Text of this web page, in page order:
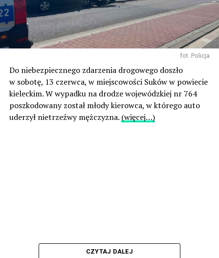
fot. Policja
Do niebezpiecznego zdarzenia drogowego doszło
w sobotę, 13 czerwca, w miejscowości Suków w powiecie
kieleckim. W wypadku na drodze wojewódzkiej nr 764
poszkodowany został młody kierowca, w którego auto
uderzył nietrzeźwy mężczyzna. (więcej…)
CZYTAJ DALEJ